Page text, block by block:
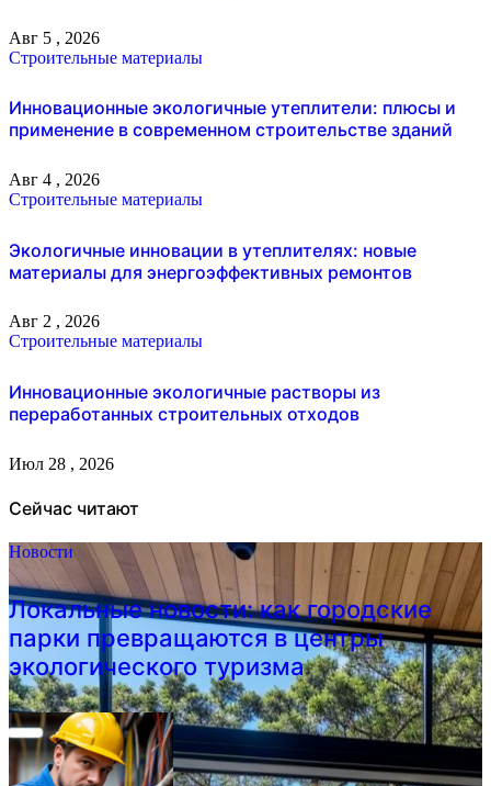
Авг 5 , 2026
Строительные материалы
Инновационные экологичные утеплители: плюсы и
применение в современном строительстве зданий
Авг 4 , 2026
Строительные материалы
Экологичные инновации в утеплителях: новые
материалы для энергоэффективных ремонтов
Авг 2 , 2026
Строительные материалы
Инновационные экологичные растворы из
переработанных строительных отходов
Июл 28 , 2026
Сейчас читают
Новости
Локальные новости: как городские
парки превращаются в центры
экологического туризма